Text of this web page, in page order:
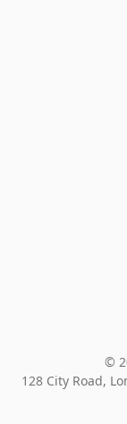
©
128 City Road,